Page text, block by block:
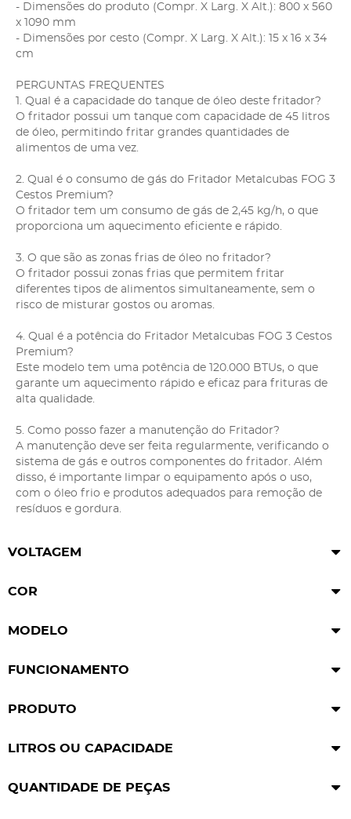
- Dimensões do produto (Compr. X Larg. X Alt.): 800 x 560
x 1090 mm
- Dimensões por cesto (Compr. X Larg. X Alt.): 15 x 16 x 34
cm
PERGUNTAS FREQUENTES
1. Qual é a capacidade do tanque de óleo deste fritador?
O fritador possui um tanque com capacidade de 45 litros
de óleo, permitindo fritar grandes quantidades de
alimentos de uma vez.
2. Qual é o consumo de gás do Fritador Metalcubas FOG 3
Cestos Premium?
O fritador tem um consumo de gás de 2,45 kg/h, o que
proporciona um aquecimento eficiente e rápido.
3. O que são as zonas frias de óleo no fritador?
O fritador possui zonas frias que permitem fritar
diferentes tipos de alimentos simultaneamente, sem o
risco de misturar gostos ou aromas.
4. Qual é a potência do Fritador Metalcubas FOG 3 Cestos
Premium?
Este modelo tem uma potência de 120.000 BTUs, o que
garante um aquecimento rápido e eficaz para frituras de
alta qualidade.
5. Como posso fazer a manutenção do Fritador?
A manutenção deve ser feita regularmente, verificando o
sistema de gás e outros componentes do fritador. Além
disso, é importante limpar o equipamento após o uso,
com o óleo frio e produtos adequados para remoção de
resíduos e gordura.
VOLTAGEM
COR
MODELO
FUNCIONAMENTO
PRODUTO
LITROS OU CAPACIDADE
QUANTIDADE DE PEÇAS